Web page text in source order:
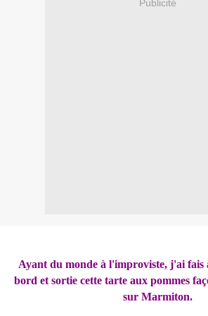
Publicité
Ayant du monde à l'improviste, j'ai fais
bord et sortie cette tarte aux pommes
sur Marmiton.